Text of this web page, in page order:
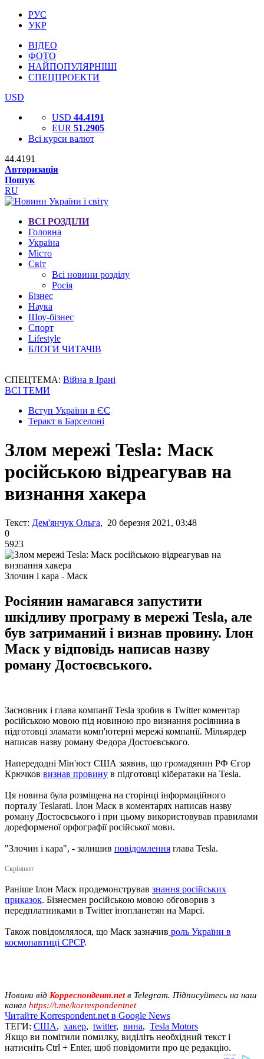
РУС
УКР
ВІДЕО
ФОТО
НАЙПОПУЛЯРНІШІ
СПЕЦПРОЕКТИ
USD
USD 44.4191
EUR 51.2905
Всі курси валют
44.4191
Авторизація
Пошук
RU
ВСІ РОЗДІЛИ
Головна
Україна
Місто
Світ
Всі новини розділу
Росія
Бізнес
Наука
Шоу-бізнес
Спорт
Lifestyle
БЛОГИ ЧИТАЧІВ
СПЕЦТЕМА: Війна в Ірані
ВСІ ТЕМИ
Вступ України в ЄС
Теракт в Барселоні
Злом мережі Tesla: Маск
російською відреагував на
визнання хакера
Текст: Дем'янчук Ольга, 20 березня 2021, 03:48
0
5923
Злочин і кара - Маск
Росіянин намагався запустити
шкідливу програму в мережі Tesla, але
був затриманий і визнав провину. Ілон
Маск у відповідь написав назву
роману Достоєвського.
Засновник і глава компанії Tesla зробив в Twitter коментар
російською мовою під новиною про визнання росіянина в
підготовці зламати комп'ютерні мережі компанії. Мільярдер
написав назву роману Федора Достоєвського.
Напередодні Мін'юст США заявив, що громадянин РФ Єгор
Крючков визнав провину в підготовці кібератаки на Tesla.
Ця новина була розміщена на сторінці інформаційного
порталу Teslarati. Ілон Маск в коментарях написав назву
роману Достоєвського і при цьому використовував правилами
дореформеної орфографії російської мови.
"Злочин і кара", - залишив повідомлення глава Tesla.
Скріншот
Раніше Ілон Маск продемонстрував знання російських
приказок. Бізнесмен російською мовою обговорив з
передплатниками в Twitter інопланетян на Марсі.
Також повідомлялося, що Маск зазначив роль України в
космонавтиці СРСР.
Новини від Корреспондент.netв Telegram. Підписуйтесь на наш
канал https://t.me/korrespondentnet
Читайте Korrespondent.net в Google News
ТЕГИ: США, хакер, twitter, вина, Tesla Motors
Якщо ви помітили помилку, виділіть необхідний текст і
натисніть Ctrl + Enter, щоб повідомити про це редакцію.